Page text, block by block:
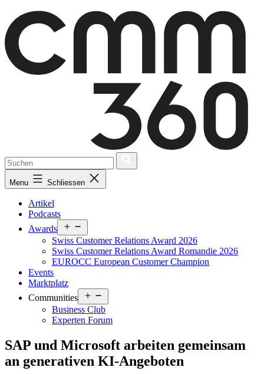
content
Menu Schliessen
Artikel
Podcasts
Awards
menu
Swiss Customer Relations Award 2026
Swiss Customer Relations Award Romandie 2026
EUROCC European Customer Champion
Events
Marktplatz
Communities
menu
Business Club
Experten Forum
SAP und Microsoft arbeiten gemeinsam
an generativen KI-Angeboten